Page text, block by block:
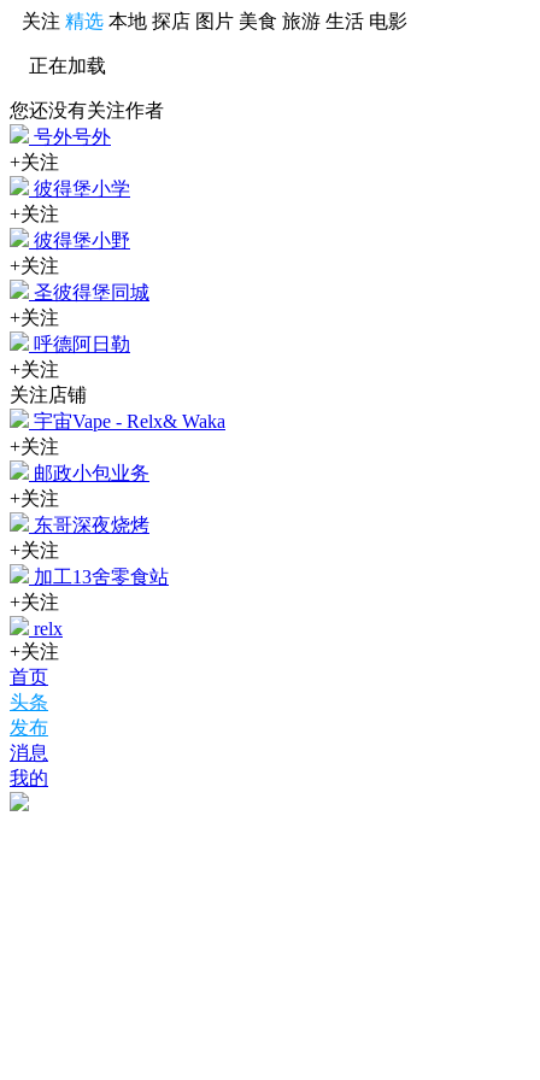
关注 精选 本地 探店 图片 美食 旅游 生活 电影
正在加载
您还没有关注作者
号外号外
+关注
彼得堡小学
+关注
彼得堡小野
+关注
圣彼得堡同城
+关注
呼德阿日勒
+关注
关注店铺
宇宙Vape - Relx& Waka
+关注
邮政小包业务
+关注
东哥深夜烧烤
+关注
加工13舍零食站
+关注
relx
+关注
首页
头条
发布
消息
我的